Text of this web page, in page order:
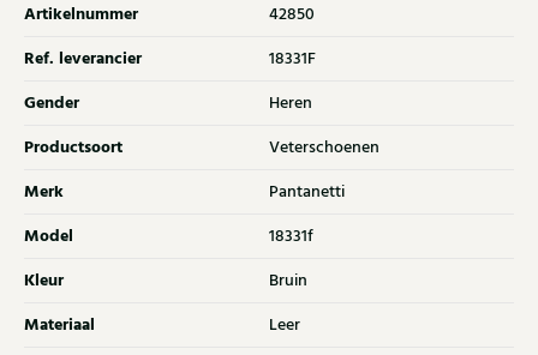
Artikelnummer 42850
Ref. leverancier 18331F
Gender Heren
Productsoort Veterschoenen
Merk Pantanetti
Model 18331f
Kleur Bruin
Materiaal Leer